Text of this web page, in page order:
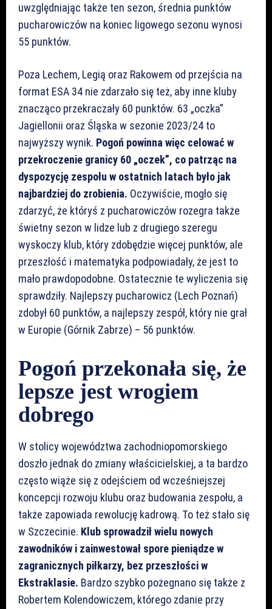
uwzględniając także ten sezon, średnia punktów
pucharowiczów na koniec ligowego sezonu wynosi
55 punktów.
Poza Lechem, Legią oraz Rakowem od przejścia na
format ESA 34 nie zdarzało się też, aby inne kluby
znacząco przekraczały 60 punktów. 63 „oczka”
Jagiellonii oraz Śląska w sezonie 2023/24 to
najwyższy wynik. Pogoń powinna więc celować w
przekroczenie granicy 60 „oczek”, co patrząc na
dyspozycję zespołu w ostatnich latach było jak
najbardziej do zrobienia. Oczywiście, mogło się
zdarzyć, że któryś z pucharowiczów rozegra także
świetny sezon w lidze lub z drugiego szeregu
wyskoczy klub, który zdobędzie więcej punktów, ale
przeszłość i matematyka podpowiadały, że jest to
mało prawdopodobne. Ostatecznie te wyliczenia się
sprawdziły. Najlepszy pucharowicz (Lech Poznań)
zdobył 60 punktów, a najlepszy zespół, który nie grał
w Europie (Górnik Zabrze) – 56 punktów.
Pogoń przekonała się, że
lepsze jest wrogiem
dobrego
W stolicy województwa zachodniopomorskiego
doszło jednak do zmiany właścicielskiej, a ta bardzo
często wiąże się z odejściem od wcześniejszej
koncepcji rozwoju klubu oraz budowania zespołu, a
także zapowiada rewolucję kadrową. To też stało się
w Szczecinie. Klub sprowadził wielu nowych
zawodników i zainwestował spore pieniądze w
zagranicznych piłkarzy, bez przeszłości w
Ekstraklasie. Bardzo szybko pożegnano się także z
Robertem Kolendowiczem, którego zdanie przy